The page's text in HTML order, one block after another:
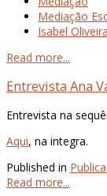
Mediação
Isabel Oliveira
Read more...
Entrevista Ana
Entrevista na
Aqui, na integra.
Published in
Read more...